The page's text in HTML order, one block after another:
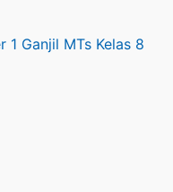
1 Ganjil MTs Kelas 8